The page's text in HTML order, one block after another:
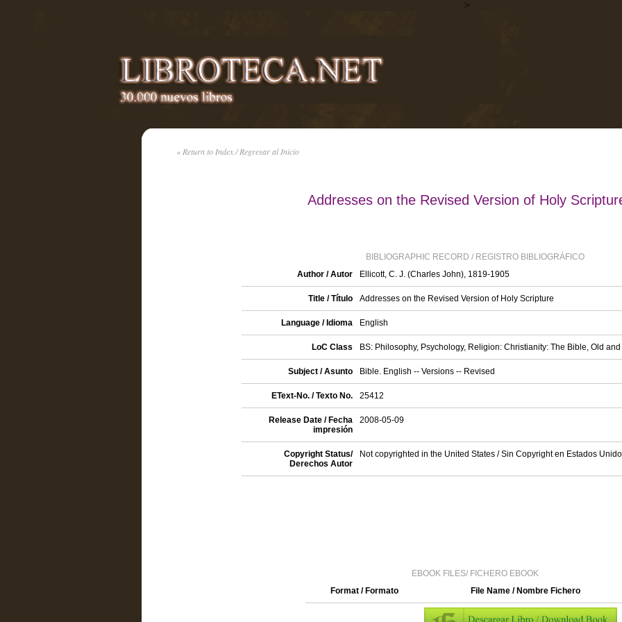
>
« Return to Index / Regresar al Inicio
Addresses on the Revised Version of Holy
BIBLIOGRAPHIC RECORD / REGISTRO BIBLIOGRÁFICO
Author / Autor
Ellicott, C. J. (Charles John), 1819-1905
Title / Título Addresses on the Revised Version of Holy Scripture
Language / Idioma English
LoC Class BS: Philosophy, Psychology, Religion: Christianity: The Bible, Old
Subject / Asunto Bible. English -- Versions -- Revised
EText-No. / Texto No. 25412
Release Date / Fecha
impresión
2008-05-09
Copyright Status/
Derechos Autor
Not copyrighted in the United States / Sin Copyright en Estados
EBOOK FILES/ FICHERO EBOOK
Format / Formato
File Name / Nombre Fichero